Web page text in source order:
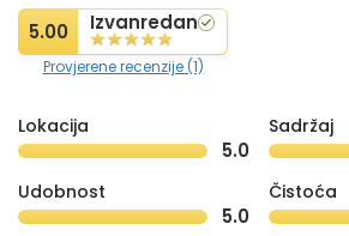
5.00 Izvanredan
Provjerene recenzije (1)
Lokacija
5.0
Sadržaj
Udobnost
5.0
Čistoća